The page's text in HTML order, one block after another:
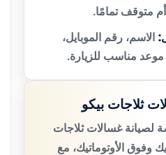
أم متوقف تمامًا.
الاسم، رقم الموبايل،
مناسب للزيارة.
ثلاجات بيكو
غسالات ثلاجات
وفوق الأوتوماتيك، مع